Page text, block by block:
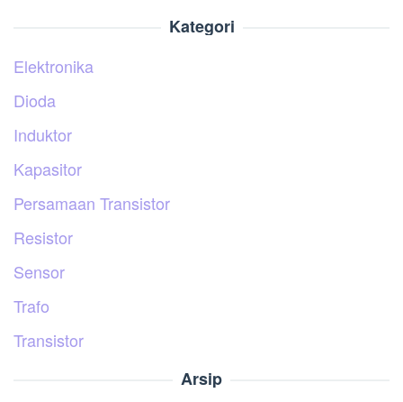
Kategori
Elektronika
Dioda
Induktor
Kapasitor
Persamaan Transistor
Resistor
Sensor
Trafo
Transistor
Arsip